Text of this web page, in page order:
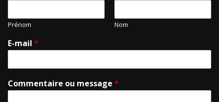
Prénom Nom
E-mail *
Commentaire ou message *